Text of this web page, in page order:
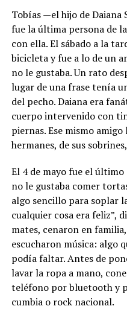
Tobías —el hijo de Daiana
fue la última persona de
con ella. El sábado a la
bicicleta y fue a lo de un
no le gustaba. Un rato
lugar de una frase tenía
del pecho. Daiana era
cuerpo intervenido con
piernas. Ese mismo
hermanes, de sus
El 4 de mayo fue el último
no le gustaba comer
algo sencillo para soplar
cualquier cosa era feliz”,
mates, cenaron en
escucharon música: algo
podía faltar. Antes de
lavar la ropa a mano,
teléfono por bluetooth y
cumbia o rock nacional.